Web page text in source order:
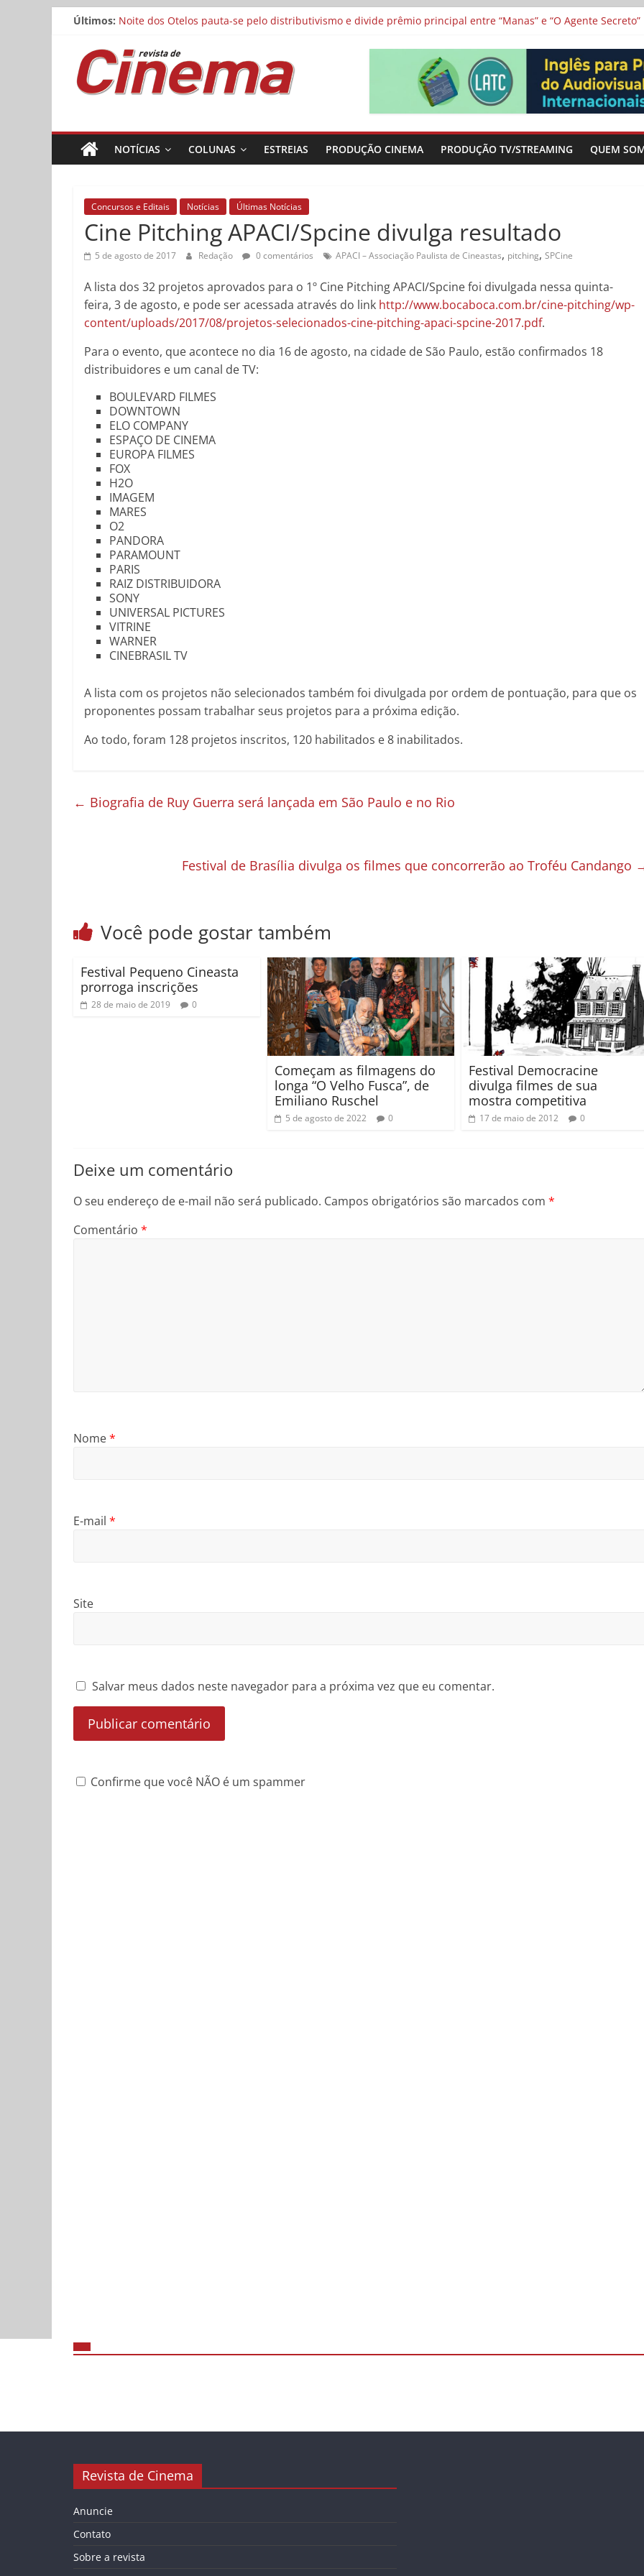
Pular
conteúdo
Últimos:
Matheus Nachtergaele e Gregório Duvivier protagonizam adaptação brasileira de série argentina para o
Noite dos Otelos pauta-se pelo distributivismo e divide prêmio principal entre “Manas” e “O Agente Secreto”
Estão abertas as inscrições para o Festival Curta Cinema
Concurso Cine.Ema abre inscrições para alunos de escolas públicas
Revista
de
Cinema
NOTÍCIAS COLUNAS ESTREIAS PRODUÇÃO CINEMA PRODUÇÃO TV/STREAMING QUEM
Concursos e Editais Notícias Últimas Notícias
Cine Pitching APACI/Spcine divulga resultado
5 de agosto de 2017 Redação 0 comentários APACI – Associação Paulista de Cineastas, pitching, SPCine
A lista dos 32 projetos aprovados para o 1º Cine Pitching APACI/Spcine foi divulgada nessa quinta-
feira, 3 de agosto, e pode ser acessada através do link http://www.bocaboca.com.br/cine-pitching/wp-
content/uploads/2017/08/projetos-selecionados-cine-pitching-apaci-spcine-2017.pdf.
Para o evento, que acontece no dia 16 de agosto, na cidade de São Paulo, estão confirmados 18
distribuidores e um canal de TV:
BOULEVARD FILMES
DOWNTOWN
ELO COMPANY
ESPAÇO DE CINEMA
EUROPA FILMES
FOX
H2O
IMAGEM
MARES
O2
PANDORA
PARAMOUNT
PARIS
RAIZ DISTRIBUIDORA
SONY
UNIVERSAL PICTURES
VITRINE
WARNER
CINEBRASIL TV
A lista com os projetos não selecionados também foi divulgada por ordem de pontuação, para que os
proponentes possam trabalhar seus projetos para a próxima edição.
Ao todo, foram 128 projetos inscritos, 120 habilitados e 8 inabilitados.
← Biografia de Ruy Guerra será lançada em São Paulo e no Rio
Festival de Brasília divulga os filmes que concorrerão ao Troféu Candango
Você pode gostar também
Festival Pequeno Cineasta
prorroga inscrições
28 de maio de 2019 0
Começam as filmagens do
longa “O Velho Fusca”, de
Emiliano Ruschel
5 de agosto de 2022 0
Festival Democracine
divulga filmes de sua
mostra competitiva
17 de maio de 2012 0
Deixe um comentário
O seu endereço de e-mail não será publicado. Campos obrigatórios são marcados com *
Comentário *
Nome*
E-mail *
Site
Salvar meus dados neste navegador para a próxima vez que eu comentar.
Confirme que você NÃO é um spammer
Revista de Cinema
Anuncie
Contato
Sobre a revista